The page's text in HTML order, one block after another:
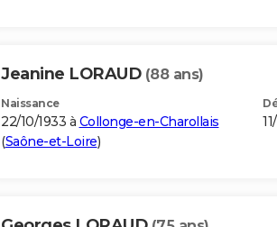
Jeanine LORAUD (88 ans)
Naissance
22/10/1933 à Collonge-en-Charollais
(Saône-et-Loire)